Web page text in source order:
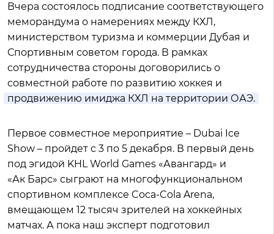
Вчера состоялось подписание соответствующего
меморандума о намерениях между КХЛ,
министерством туризма и коммерции Дубая и
Спортивным советом города. В рамках
сотрудничества стороны договорились о
совместной работе по развитию хоккея и
продвижению имиджа КХЛ на территории ОАЭ.
Первое совместное мероприятие – Dubai Ice
Show – пройдет с 3 по 5 декабря. В первый день
под эгидой KHL World Games «Авангард» и
«Ак Барс» сыграют на многофункциональном
спортивном комплексе Coca-Cola Arena,
вмещающем 12 тысяч зрителей на хоккейных
матчах. А пока наш эксперт подготовил